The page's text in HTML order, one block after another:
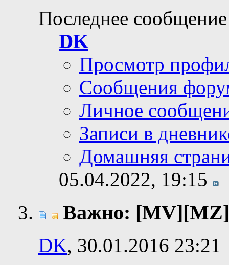
Последнее
DK
Просмотр
Сообщения
Личное
Записи в
Домашняя
05.04.2022, 19:15
Важно:
DK, 30.01.2016 23:21